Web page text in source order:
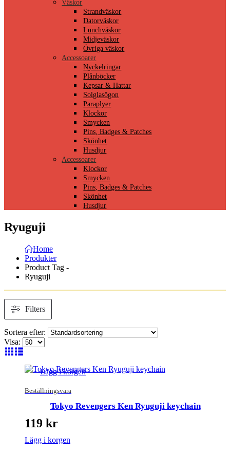
Väskor
Strandväskor
Datorväskor
Lunchväskor
Midjeväskor
Övriga väskor
Accessoarer
Nyckelringar
Plånböcker
Kepsar & Hattar
Solglasögon
Paraplyer
Klockor
Smycken
Pins, Badges & Patches
Skönhet
Husdjur
Accessoarer
Klockor
Smycken
Pins, Badges & Patches
Skönhet
Husdjur
Ryuguji
Home
Produkter
Product Tag -
Ryuguji
Filters
Sortera efter:
Visa:
Beställningsvara
Lägg i korgen
Tokyo Revengers Ken Ryuguji keychain
119 kr
Lägg i korgen